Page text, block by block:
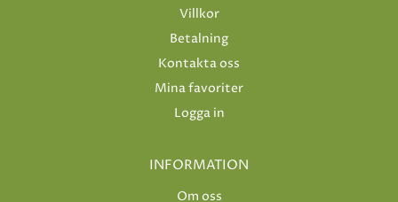
Villkor
Betalning
Kontakta oss
Mina favoriter
Logga in
INFORMATION
Om oss